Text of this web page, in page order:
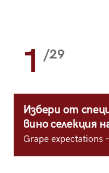
1 /29
Избери от
вино селекция
Grape expectations